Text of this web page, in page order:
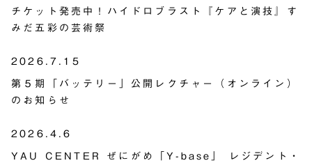
チケット発売中！ハイドロブラスト『ケアと演技』す
みだ五彩の芸術祭
2026.7.15
第５期「バッテリー」公開レクチャー（オンライン）
のお知らせ
2026.4.6
YAU CENTER ぜにがめ「Y-base」 レジデント・